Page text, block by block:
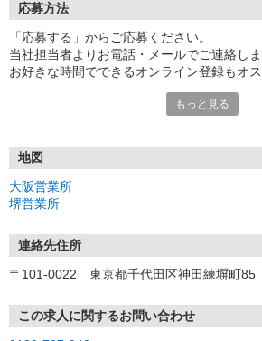
応募方法
「応募する」からご応募ください。
当社担当者よりお電話・メールでご連絡しま
お好きな時間でできるオンライン登録もオス
〒590-0075 大阪府堺市堺区南花田口町
もっと見る
地図
大阪営業所
堺営業所
連絡先住所
〒101-0022 東京都千代田区神田練塀町
この求人に関するお問い合わせ